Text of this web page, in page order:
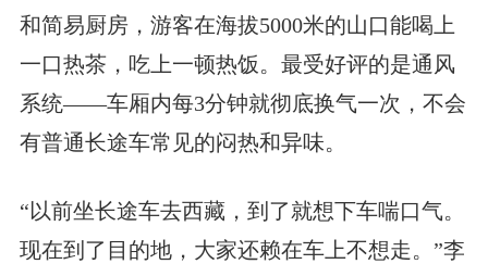
和简易厨房，游客在海拔5000米的山口能喝上
一口热茶，吃上一顿热饭。最受好评的是通风
系统——车厢内每3分钟就彻底换气一次，不会
有普通长途车常见的闷热和异味。
“以前坐长途车去西藏，到了就想下车喘口气。
现在到了目的地，大家还赖在车上不想走。”李